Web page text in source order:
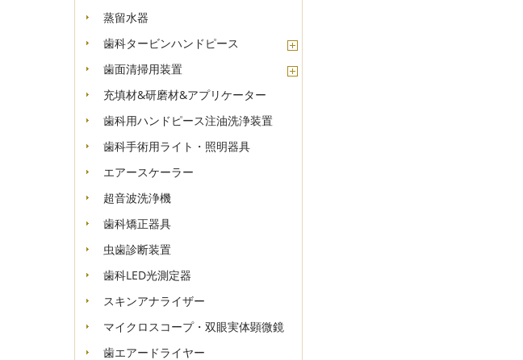
蒸留水器
歯科タービンハンドピース
歯面清掃用装置
充填材&研磨材&アプリケーター
歯科用ハンドピース注油洗浄装置
歯科手術用ライト・照明器具
エアースケーラー
超音波洗浄機
歯科矯正器具
虫歯診断装置
歯科LED光測定器
スキンアナライザー
マイクロスコープ・双眼実体顕微鏡
歯エアードライヤー